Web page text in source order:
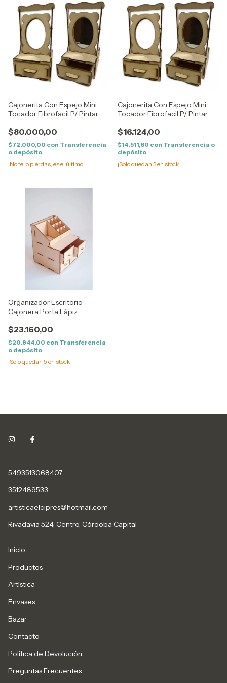
Cajonerita Con Espejo Mini
Tocador Fibrofacil P/ Pintar
$80.000,00
$72.000,00 con Transferencia
o depósito
¡No te lo pierdas, es el último!
Cajonerita Con Espejo Mini
Tocador Fibrofacil P/ Pintar
$16.124,00
$14.511,60 con Transferencia o
depósito
¡Solo quedan 3en stock!
Organizador Escritorio
Cajonera Porta Lápiz
$23.160,00
$20.844,00 con Transferencia
o depósito
¡Solo quedan 5 en stock!
5493513068407
3512489533
artisticaelcipres@hotmail.com
Rivadavia 524, Centro, Còrdoba Capital
Inicio
Productos
Artística
Envases
Bazar
Contacto
Política de Devolución
Preguntas Frecuentes